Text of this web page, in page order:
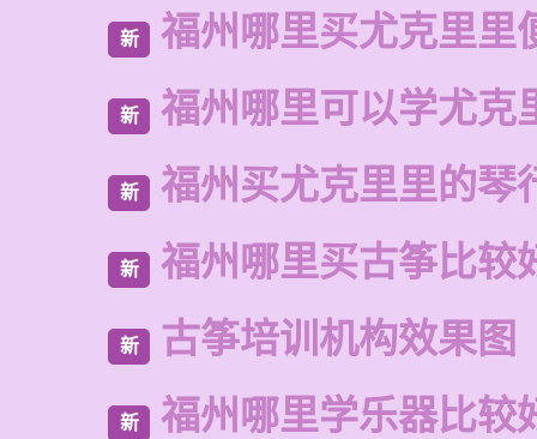
新 福州哪里买尤克里里
新 福州哪里可以学尤克
新 福州买尤克里里的琴
新 福州哪里买古筝比较
新 古筝培训机构效果图
新 福州哪里学乐器比较